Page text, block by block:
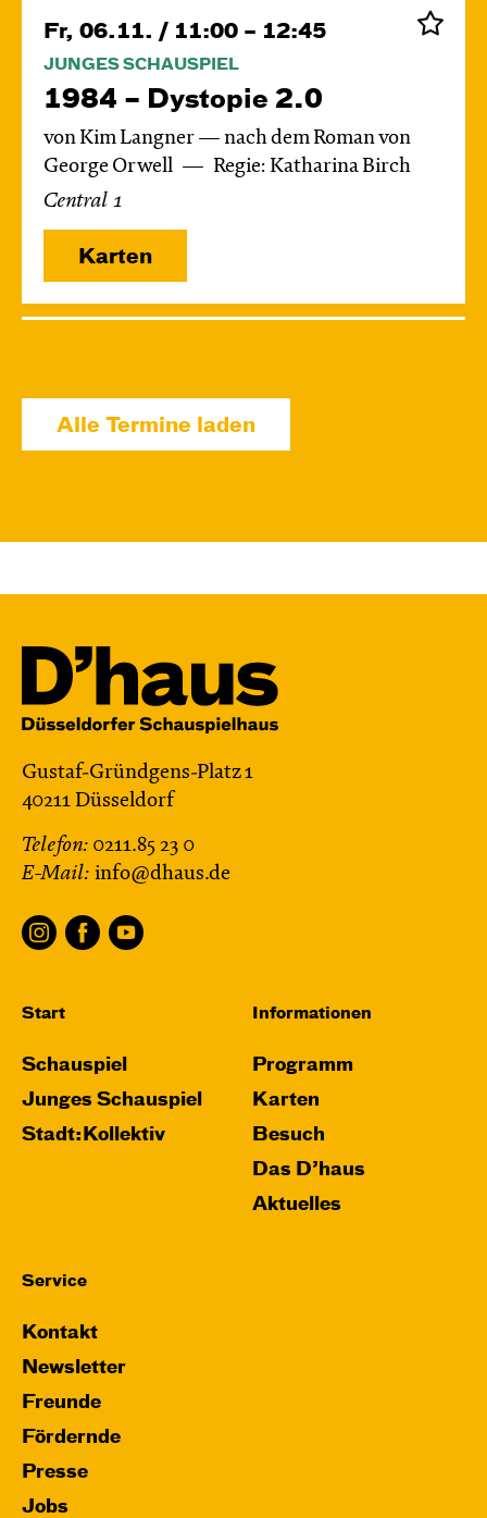
Fr, 06.11. / 11:00 – 12:45
JUNGES SCHAUSPIEL
1984 – Dystopie 2.0
von Kim Langner — nach dem Roman von
George Orwell
Regie: Katharina Birch
Central 1
Karten
Das grüne König­reich
Mi, 25.11. / 10:00 – 11:15
Das grüne König­reich
von Cornelia Funke und Tammi Hartung
Regie und Bühne: Leonie Rohlfing
Mit künstlerischer Audiodeskription
Do, 26.11. / 10:00 – 11:15
Das grüne König­reich
von Cornelia Funke und Tammi Hartung
Mit künstlerischer Audiodeskription
Alle Termine laden
Gustaf-Gründgens-Platz 1
40211 Düsseldorf
Telefon: 0211.85 23 0
E-Mail: info@dhaus.de
Start
Schauspiel
Junges Schauspiel
Stadt:Kollektiv
Informationen
Programm
Karten
Besuch
Das D’haus
Aktuelles
Service
Kontakt
Newsletter
Freunde
Fördernde
Presse
Jobs